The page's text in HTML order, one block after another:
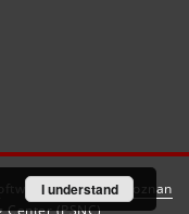
created by
Poznan
(PSNC)
I understand